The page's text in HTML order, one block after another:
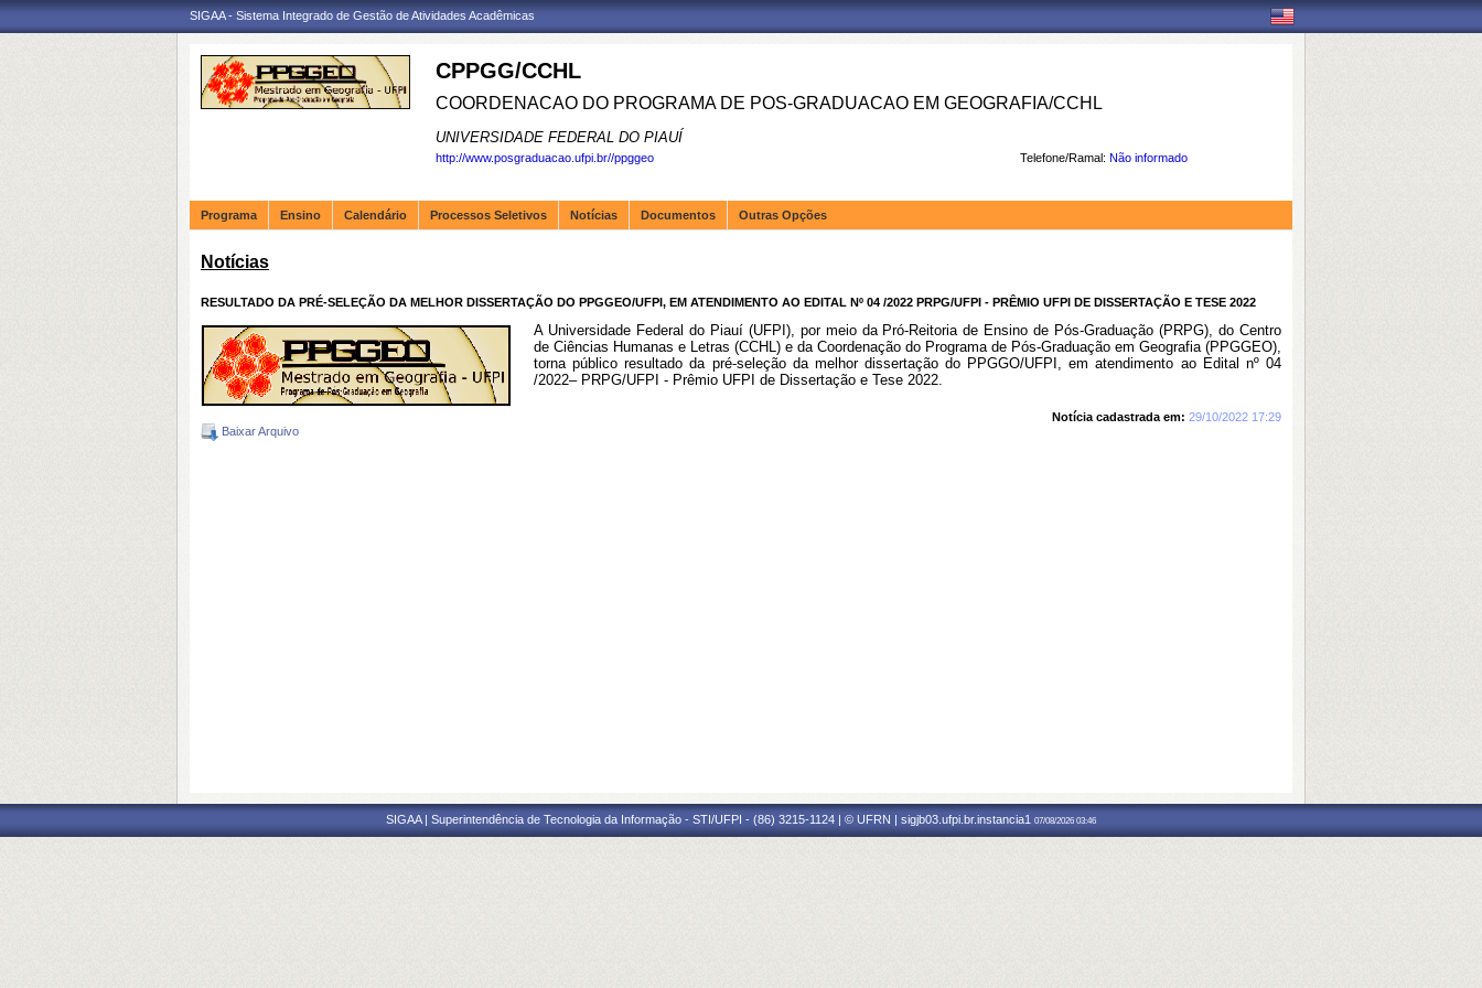
SIGAA - Sistema Integrado de Gestão de Atividades Acadêmicas
CPPGG/CCHL
COORDENACAO DO PROGRAMA DE POS-GRADUACAO EM GEOGRAFIA/CCHL
UNIVERSIDADE FEDERAL DO PIAUÍ
Telefone/Ramal: Não informado
http://www.posgraduacao.ufpi.br//ppggeo
Programa Ensino Calendário Processos Seletivos Notícias Documentos Outras Opções
Notícias
RESULTADO DA PRÉ-SELEÇÃO DA MELHOR DISSERTAÇÃO DO PPGGEO/UFPI, EM ATENDIMENTO AO EDITAL Nº 04 /2022 PRPG/UFPI - PRÊMIO UFPI DE DISSERTAÇÃO E TESE 2022
A Universidade Federal do Piauí (UFPI), por meio da Pró-Reitoria de Ensino de Pós-Graduação (PRPG), do Centro
de Ciências Humanas e Letras (CCHL) e da Coordenação do Programa de Pós-Graduação em Geografia (PPGGEO),
torna público resultado da pré-seleção da melhor dissertação do PPGGO/UFPI, em atendimento ao Edital nº 04
/2022– PRPG/UFPI - Prêmio UFPI de Dissertação e Tese 2022.
Notícia cadastrada em: 29/10/2022 17:29
Baixar Arquivo
SIGAA | Superintendência de Tecnologia da Informação - STI/UFPI - (86) 3215-1124 | © UFRN | sigjb03.ufpi.br.instancia1 07/08/2026 03:46